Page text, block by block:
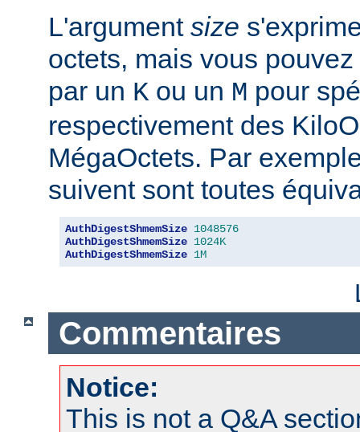
L'argument size
octets, mais vous
par un K ou un M pour
respectivement des
MégaOctets. Par
suivent sont toutes
AuthDigestShmemSize 1048576
AuthDigestShmemSize 1024K
AuthDigestShmemSize 1M
Commentaires
Notice:
This is not a Q&A